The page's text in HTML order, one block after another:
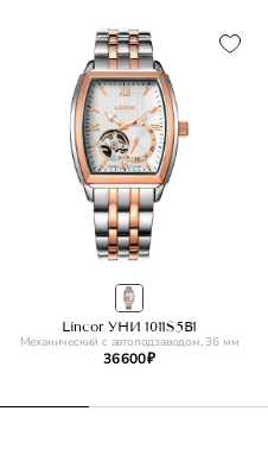
Lincor УНИ 1011S5B1
Механический с автоподзаводом, 36 мм
36 600 ₽